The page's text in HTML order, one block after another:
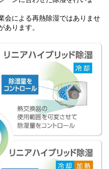
による再熱除湿ではありませ
あります。